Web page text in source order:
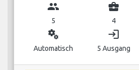
group
5
business_center
4
miscellaneous_services
Automatisch
login
5 Ausgang